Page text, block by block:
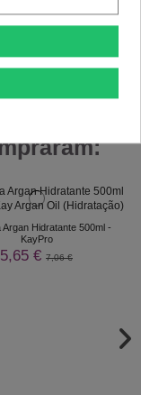
Comprar
Argan Hidratante 500ml -
KayPro
5,65 € 7,06 €